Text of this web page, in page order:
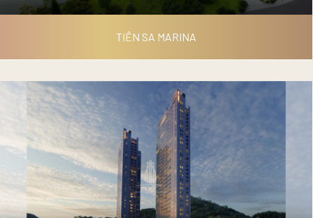
TIÊN SA MARINA
TIÊN SA MARINA